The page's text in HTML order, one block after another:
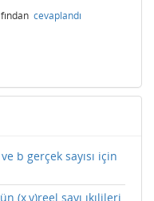
cevaplandı
b gerçek sayısı için
(x,y)reel sayı ıkılileri